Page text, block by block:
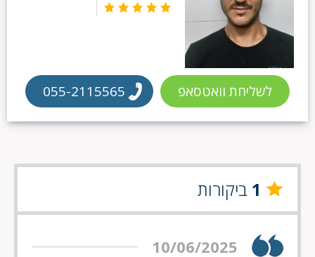
לשליחת וואטסאפ 055-2115565
1 ביקורות
10/06/2025